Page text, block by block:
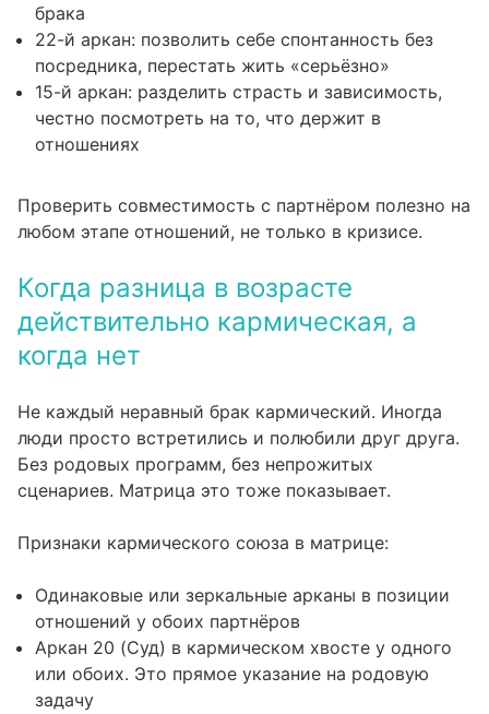
брака
22-й аркан: позволить себе спонтанность без
посредника, перестать жить «серьёзно»
15-й аркан: разделить страсть и зависимость,
честно посмотреть на то, что держит в
отношениях
Проверить совместимость с партнёром полезно на
любом этапе отношений, не только в кризисе.
Когда разница в возрасте
действительно кармическая, а
когда нет
Не каждый неравный брак кармический. Иногда
люди просто встретились и полюбили друг друга.
Без родовых программ, без непрожитых
сценариев. Матрица это тоже показывает.
Признаки кармического союза в матрице:
Одинаковые или зеркальные арканы в позиции
отношений у обоих партнёров
Аркан 20 (Суд) в кармическом хвосте у одного
или обоих. Это прямое указание на родовую
задачу